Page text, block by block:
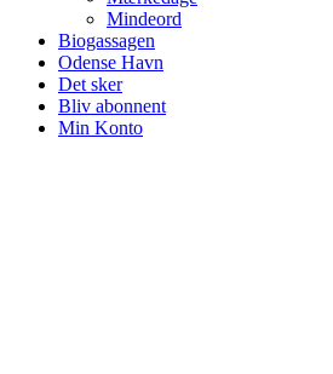
Mindeord
Biogassagen
Odense Havn
Det sker
Bliv abonnent
Min Konto